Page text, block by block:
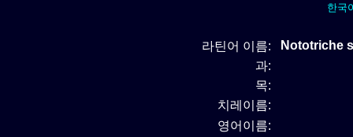
한국
라틴어 이름:
Nototriche
과:
목:
치레이름:
영어이름: